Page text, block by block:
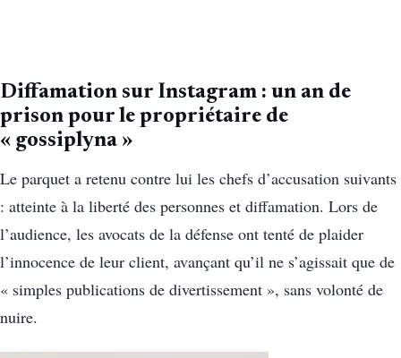
Diffamation sur Instagram : un an de
prison pour le propriétaire de
« gossiplyna »
Le parquet a retenu contre lui les chefs d’accusation suivants
: atteinte à la liberté des personnes et diffamation. Lors de
l’audience, les avocats de la défense ont tenté de plaider
l’innocence de leur client, avançant qu’il ne s’agissait que de
« simples publications de divertissement », sans volonté de
nuire.